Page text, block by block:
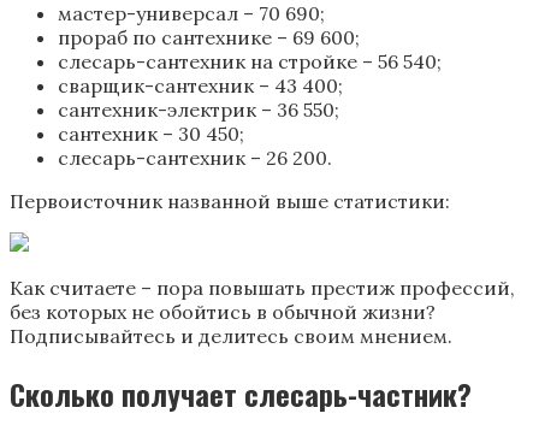
мастер-универсал – 70 690;
прораб по сантехнике – 69 600;
слесарь-сантехник на стройке – 56 540;
сварщик-сантехник – 43 400;
сантехник-электрик – 36 550;
сантехник – 30 450;
слесарь-сантехник – 26 200.
Первоисточник названной выше статистики:
Как считаете – пора повышать престиж профессий,
без которых не обойтись в обычной жизни?
Подписывайтесь и делитесь своим мнением.
Сколько получает слесарь-частник?